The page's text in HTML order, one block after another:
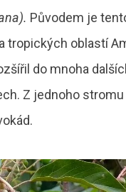
Původem je
tropických oblastí
do mnoha
Z jednoho